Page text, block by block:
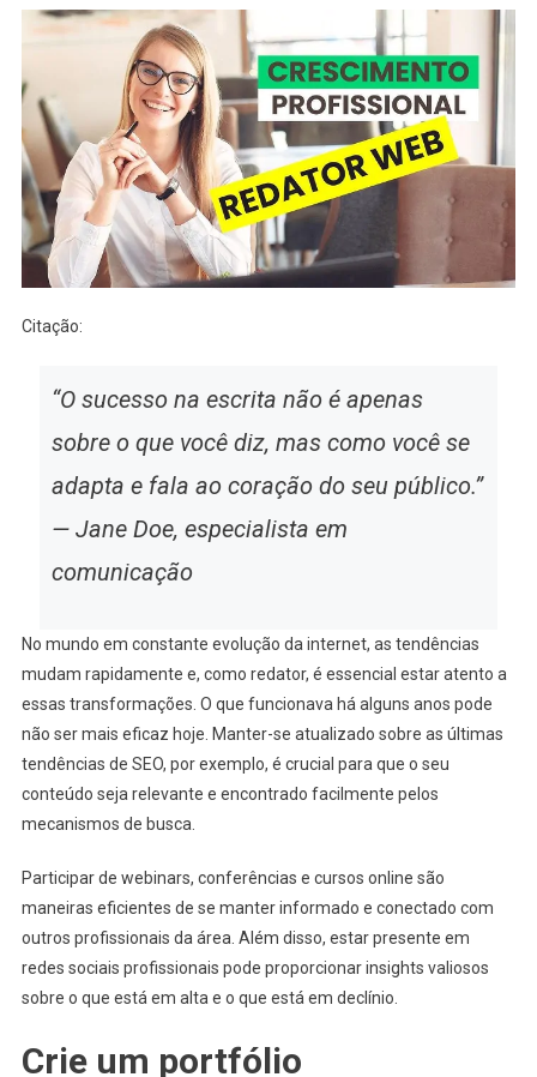
Citação:
“O sucesso na escrita não é apenas
sobre o que você diz, mas como você se
adapta e fala ao coração do seu público.”
— Jane Doe, especialista em
comunicação
No mundo em constante evolução da internet, as tendências
mudam rapidamente e, como redator, é essencial estar atento a
essas transformações. O que funcionava há alguns anos pode
não ser mais eficaz hoje. Manter-se atualizado sobre as últimas
tendências de SEO, por exemplo, é crucial para que o seu
conteúdo seja relevante e encontrado facilmente pelos
mecanismos de busca.
Participar de webinars, conferências e cursos online são
maneiras eficientes de se manter informado e conectado com
outros profissionais da área. Além disso, estar presente em
redes sociais profissionais pode proporcionar insights valiosos
sobre o que está em alta e o que está em declínio.
Crie um portfólio